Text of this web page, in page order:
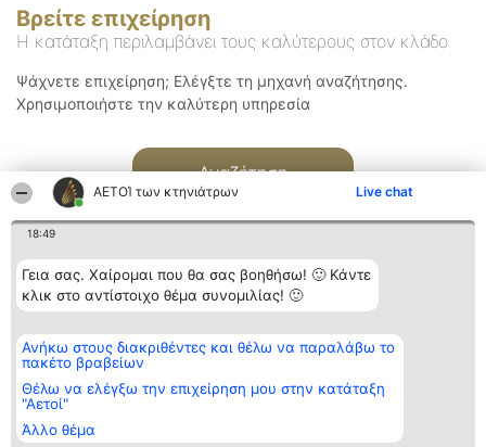
ΑΕΤΟΊ των κτηνιάτρων Live chat
18:49
Γεια σας. Χαίρομαι που θα σας βοηθήσω! 🙂 Κάντε
κλικ στο αντίστοιχο θέμα συνομιλίας! 🙂
Ανήκω στους διακριθέντες και θέλω να παραλάβω το
πακέτο βραβείων
Θέλω να ελέγξω την επιχείρηση μου στην κατάταξη
"Αετοί"
Άλλο θέμα
Βρείτε επιχείρηση
Η κατάταξη περιλαμβάνει τους καλύτερους στον κλάδο
Ψάχνετε επιχείρηση; Ελέγξτε τη μηχανή αναζήτησης.
Χρησιμοποιήστε την καλύτερη υπηρεσία
Αναζήτηση
Διοργανωτής της
κατάταξης
BEAUTIFUL COMPANY
ΤΗΛ. ΕΠΙΚΟΙΝΩΝΙΑΣ:
2104128019
email:
aetoi@beautifulcompany.co
Κατάταξη
Διακριθέντες
των
διακριθέντων
Επικοινωνία
Επικοινωνία